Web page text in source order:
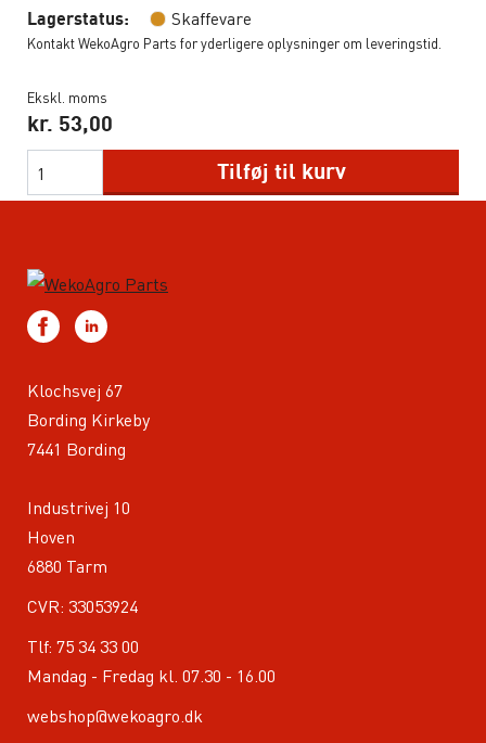
Lagerstatus: Skaffevare
Kontakt WekoAgro Parts for yderligere oplysninger om leveringstid.
Ekskl. moms
kr. 53,00
Tilføj til kurv
Klochsvej 67
Bording Kirkeby
7441 Bording
Industrivej 10
Hoven
6880 Tarm
CVR: 33053924
Tlf: 75 34 33 00
Mandag - Fredag kl. 07.30 - 16.00
webshop@wekoagro.dk